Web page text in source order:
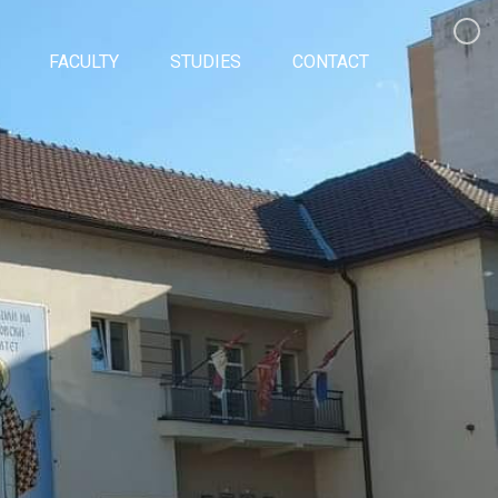
FACULTY STUDIES CONTACT